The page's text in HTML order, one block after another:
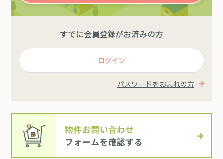
すでに会員登録がお済みの方
ログイン
パスワードをお忘れの方